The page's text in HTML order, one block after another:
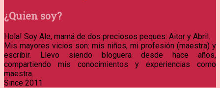
¿Quien soy?
Hola! Soy Ale, mamá de dos preciosos peques: Aitor y Abril.
Mis mayores vicios son: mis niños, mi profesión (maestra) y
escribir. Llevo siendo bloguera desde hace años,
compartiendo mis conocimientos y experiencias como
maestra.
Since 2011